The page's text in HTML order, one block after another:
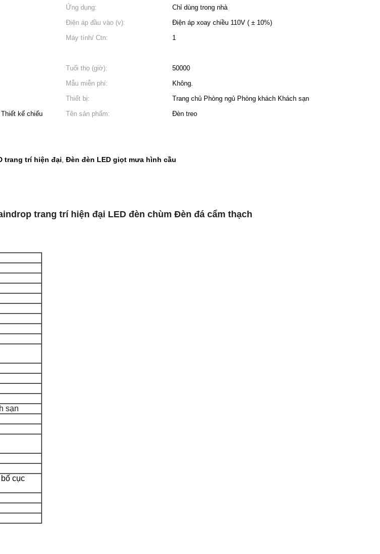
Ứng dụng:
Chỉ dùng trong nhà
Điện áp đầu vào (v):
Điện áp xoay chiều 110V ( ± 10%)
Máy tính/ Ctn: 1
Tuổi thọ (giờ):
50000
Mẫu miễn phí:
Không.
Thiết bị:
Trang chủ Phòng ngủ Phòng khách Khách sạn
kế chiếu
Tên sản phẩm: Đèn treo
trang trí hiện đại, Đèn đèn LED giọt mưa hình cầu
trang trí hiện đại LED đèn chùm Đèn đá cẩm thạch
sạn
cục